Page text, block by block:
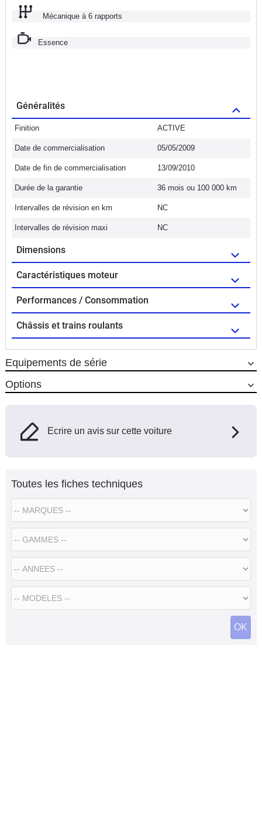
Mécanique à 6 rapports
Essence
Généralités
Finition ACTIVE
Date de commercialisation 05/05/2009
Date de fin de commercialisation 13/09/2010
Durée de la garantie 36 mois ou 100 000 km
Intervalles de révision en km NC
Intervalles de révision maxi NC
Dimensions
Caractéristiques moteur
Performances / Consommation
Châssis et trains roulants
Equipements de série
Options
Ecrire un avis sur cette voiture
Toutes les fiches techniques